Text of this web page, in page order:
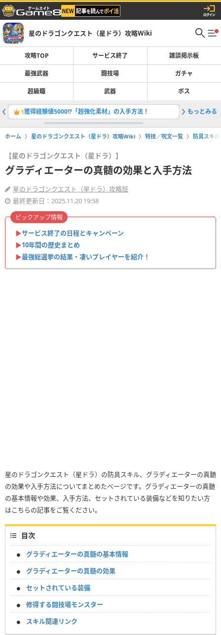
星のドラゴンクエスト（星ドラ）攻略Wiki
攻略TOP サービス終了 雑談掲示板
最強武器 闘技場 ガチャ
超級職 武器 ボス
1獲得経験値5000!?「超強化素材」の入手方法！ 2「ザバ
もっとみる
ホーム 星のドラゴンクエスト（星ドラ）攻略Wiki 特技／呪文一覧 防具スキル
【星のドラゴンクエスト（星ドラ）】
グラディエーターの真髄の効果と入手方法
星のドラゴンクエスト（星ドラ）攻略班
最終更新日：2025.11.20 19:58
▶︎サービス終了の日程とキャンペーン
▶︎10年間の歴史まとめ
▶︎最強総選挙の結果・凄いプレイヤーを紹介！
ピックアップ情報
星のドラゴンクエスト（星ドラ）の防具スキル、グラディエーターの真髄
の効果や入手方法についてまとめたページです。グラディエーターの真髄
の基本情報や効果、入手方法、セットされている装備などを知りたい方
はこちらの記事をご覧ください。
目次
グラディエーターの真髄の基本情報
グラディエーターの真髄の効果
セットされている装備
修得する闘技場モンスター
スキル関連リンク